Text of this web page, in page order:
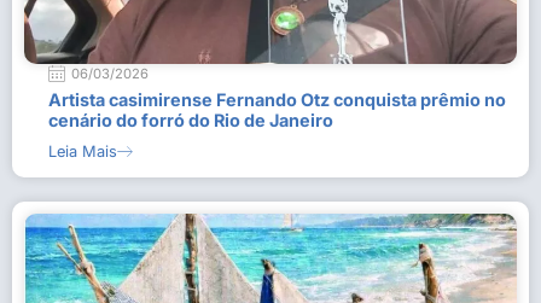
06/03/2026
Artista casimirense Fernando Otz conquista prêmio no
cenário do forró do Rio de Janeiro
Leia Mais